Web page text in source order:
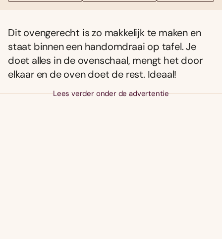
Dit ovengerecht is zo makkelijk te maken en
staat binnen een handomdraai op tafel. Je
doet alles in de ovenschaal, mengt het door
elkaar en de oven doet de rest. Ideaal!
Lees verder onder de advertentie